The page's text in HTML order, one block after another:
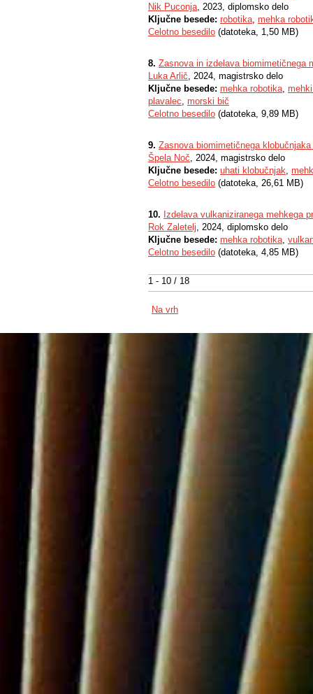
1 - 10 / 18
Nik Puconja, 2023, diplomsko delo
Ključne besede: robotika, mehka
Celotno besedilo (datoteka, 1,50 MB)
8. Zasnova in izdelava biomimetičnega
Luka Arlič, 2024, magistrsko delo
Ključne besede: mehka robotika,
plavalec, morski bič
Celotno besedilo (datoteka, 9,89 MB)
9. Zasnova biomimetičnega
Špela Noč, 2024, magistrsko delo
Ključne besede: uhati klobučnjak,
Celotno besedilo (datoteka, 26,61 MB)
10. Izdelava vulkaniziranega mehkega
Rok Zaletelj, 2024, diplomsko delo
Ključne besede: mehka robotika,
Celotno besedilo (datoteka, 4,85 MB)
Na vrh